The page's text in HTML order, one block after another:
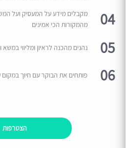
04
מקבלים מידע על המעסיק ועל
מהמקורות הכי אמינים
05 נהנים מהכנה לראיון ומליווי
06 פותחים את הבוקר עם חיוך
הצטרפות